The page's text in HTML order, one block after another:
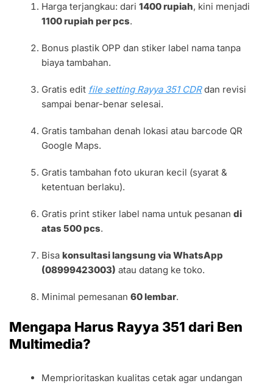
Harga terjangkau: dari1400 rupiah, kini menjadi
1100 rupiah per pcs.
Bonus plastik OPP dan stiker label nama tanpa
biaya tambahan.
Gratis edit file setting Rayya 351 CDRdan revisi
sampai benar-benar selesai.
Gratis tambahan denah lokasi atau barcode QR
Google Maps.
Gratis tambahan foto ukuran kecil (syarat &
ketentuan berlaku).
Gratis print stiker label nama untuk pesanandi
atas 500 pcs.
Bisakonsultasi langsung via WhatsApp
(08999423003) atau datang ke toko.
Minimal pemesanan60 lembar.
Mengapa Harus Rayya 351 dari Ben
Multimedia?
Memprioritaskan kualitas cetak agar undangan